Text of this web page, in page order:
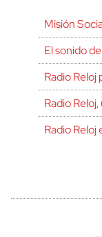
Misión
El sonido
Radio
Radio
Radio